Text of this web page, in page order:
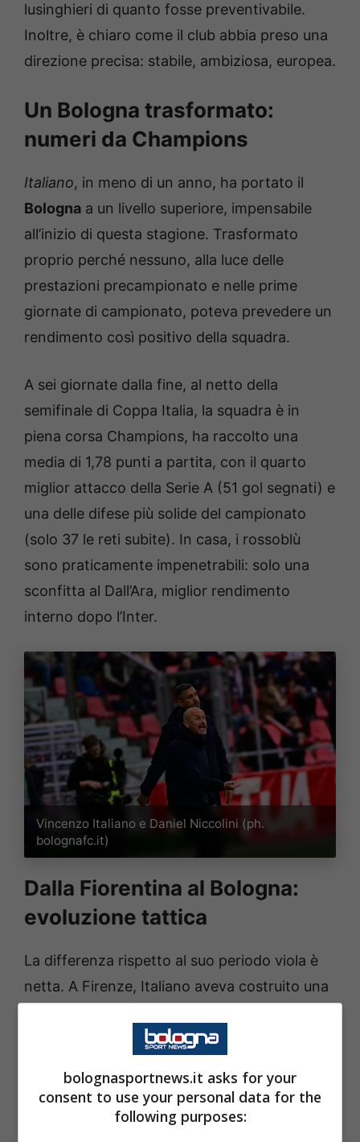
lusinghieri di quanto fosse preventivabile.
Inoltre, è chiaro come il club abbia preso una
direzione precisa: stabile, ambiziosa, europea.
Un Bologna trasformato:
numeri da Champions
Italiano, in meno di un anno, ha portato il
Bologna a un livello superiore, impensabile
all’inizio di questa stagione. Trasformato
proprio perché nessuno, alla luce delle
prestazioni precampionato e nelle prime
giornate di campionato, poteva prevedere un
rendimento così positivo della squadra.
A sei giornate dalla fine, al netto della
semifinale di Coppa Italia, la squadra è in
piena corsa Champions, ha raccolto una
media di 1,78 punti a partita, con il quarto
miglior attacco della Serie A (51 gol segnati) e
una delle difese più solide del campionato
(solo 37 le reti subite). In casa, i rossoblù
sono praticamente impenetrabili: solo una
sconfitta al Dall’Ara, miglior rendimento
interno dopo l’Inter.
Vincenzo Italiano e Daniel Niccolini (ph.
bolognafc.it)
Dalla Fiorentina al Bologna:
evoluzione tattica
La differenza rispetto al suo periodo viola è
netta. A Firenze, Italiano aveva costruito una
corsie, però spesso arruffona e vulnerabile
ricordate cosa si diceva all’annuncio dell’arrivo
del nuovo allenatore? E qui il mister fa uno
bolognasportnews.it asks for your
consent to use your personal data for the
following purposes: